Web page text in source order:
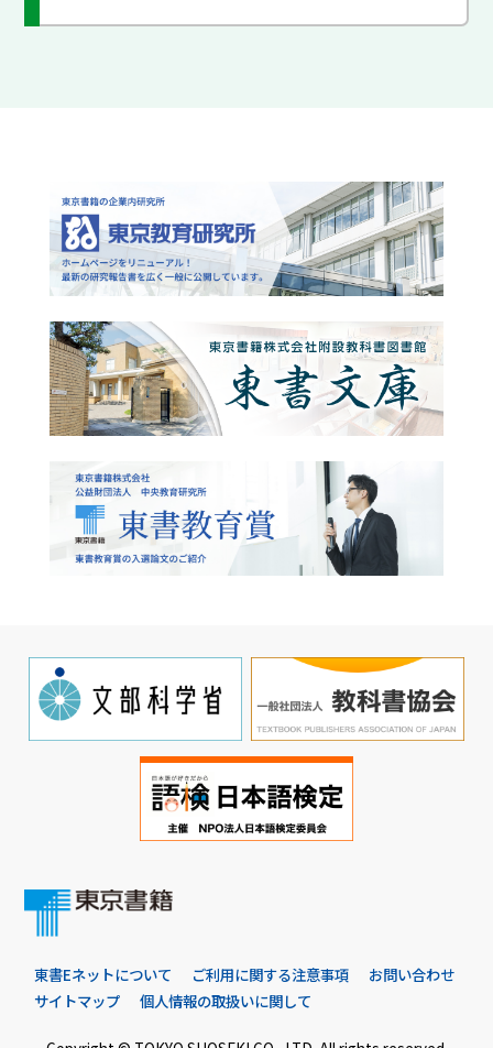
東書Eネットについて ご利用に関する注意事項
お問い合わせ
サイトマップ
個人情報の取扱いに関して